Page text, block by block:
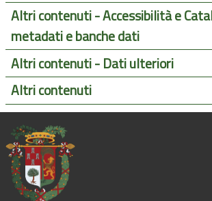
Altri contenuti - Accessibilità e
metadati e banche dati
Altri contenuti - Dati ulteriori
Altri contenuti